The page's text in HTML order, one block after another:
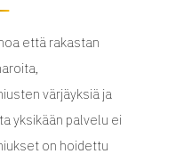
että rakastan
värjäyksiä ja
yksikään palvelu ei
on hoidettu